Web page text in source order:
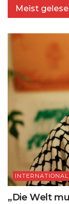
Meist
„Die Welt